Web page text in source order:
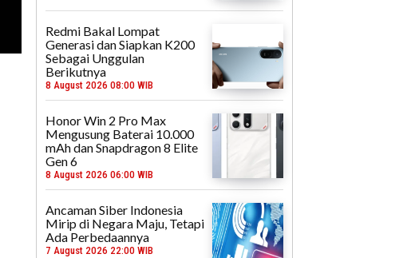
Redmi Bakal Lompat
Generasi dan Siapkan K200
Sebagai Unggulan
Berikutnya
8 August 2026 08:00 WIB
Honor Win 2 Pro Max
Mengusung Baterai 10.000
mAh dan Snapdragon 8 Elite
Gen 6
8 August 2026 06:00 WIB
Ancaman Siber Indonesia
Mirip di Negara Maju, Tetapi
Ada Perbedaannya
7 August 2026 22:00 WIB